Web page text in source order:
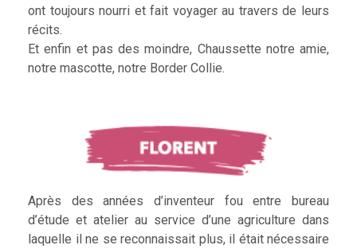
ont toujours nourri et fait voyager au travers de leurs
récits.
Et enfin et pas des moindre, Chaussette notre amie,
notre mascotte, notre Border Collie.
Après des années d’inventeur fou entre bureau
d’étude et atelier au service d’une agriculture dans
laquelle il ne se reconnaissait plus, il était nécessaire